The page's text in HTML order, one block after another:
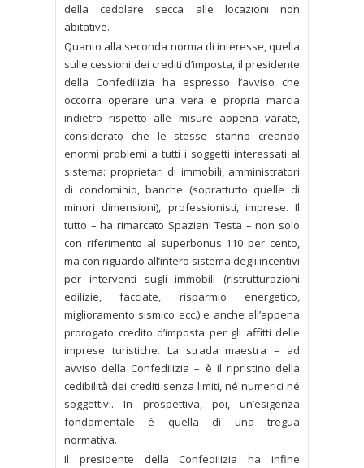
della cedolare secca alle locazioni non
abitative.
Quanto alla seconda norma di interesse, quella
sulle cessioni dei crediti d’imposta, il presidente
della Confedilizia ha espresso l’avviso che
occorra operare una vera e propria marcia
indietro rispetto alle misure appena varate,
considerato che le stesse stanno creando
enormi problemi a tutti i soggetti interessati al
sistema: proprietari di immobili, amministratori
di condominio, banche (soprattutto quelle di
minori dimensioni), professionisti, imprese. Il
tutto – ha rimarcato Spaziani Testa – non solo
con riferimento al superbonus 110 per cento,
ma con riguardo all’intero sistema degli incentivi
per interventi sugli immobili (ristrutturazioni
edilizie, facciate, risparmio energetico,
miglioramento sismico ecc.) e anche all’appena
prorogato credito d’imposta per gli affitti delle
imprese turistiche. La strada maestra – ad
avviso della Confedilizia – è il ripristino della
cedibilità dei crediti senza limiti, né numerici né
soggettivi. In prospettiva, poi, un’esigenza
fondamentale è quella di una tregua
normativa.
Il presidente della Confedilizia ha infine